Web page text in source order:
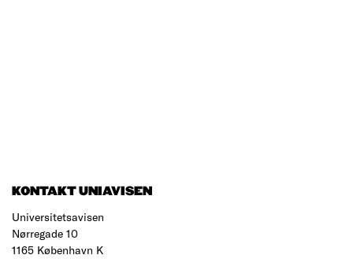
KONTAKT UNIAVISEN
Universitetsavisen
Nørregade 10
1165 København K